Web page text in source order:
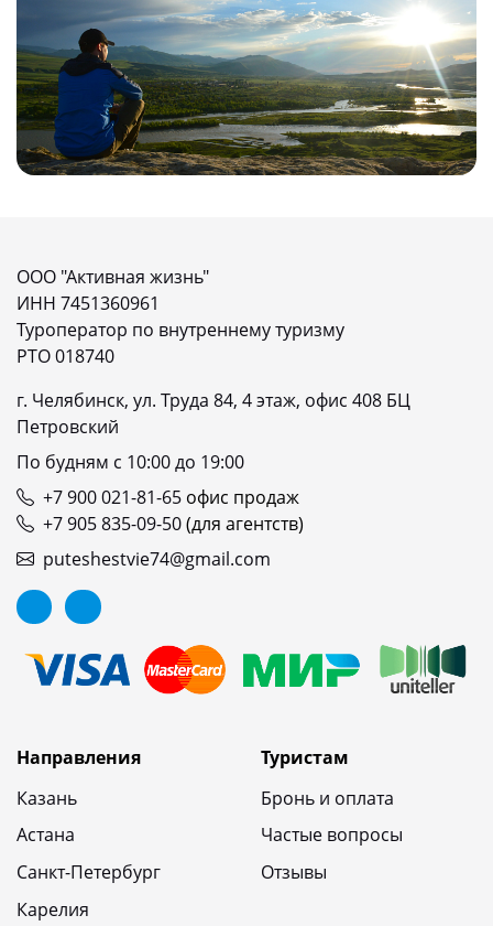
ООО "Активная жизнь"
ИНН 7451360961
Туроператор по внутреннему туризму
РТО 018740
г. Челябинск, ул. Труда 84, 4 этаж, офис 408 БЦ
Петровский
По будням с 10:00 до 19:00
+7 900 021-81-65 офис продаж
+7 905 835-09-50(для агентств)
puteshestvie74@gmail.com
Направления
Казань
Астана
Санкт-Петербург
Карелия
Туристам
Бронь и оплата
Частые вопросы
Отзывы